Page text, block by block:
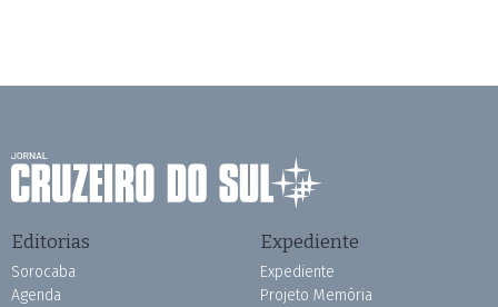
Editorias
Sorocaba
Agenda
Expediente
Expediente
Projeto Memória